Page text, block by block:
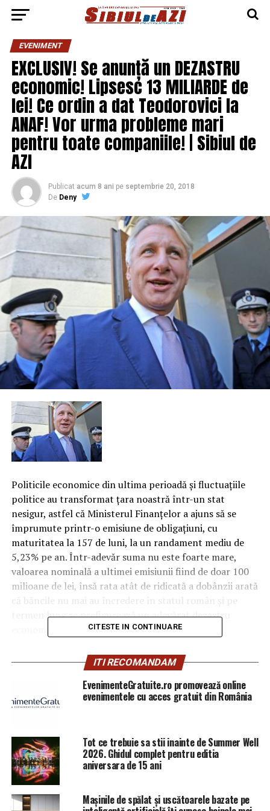
EVENIMENT
EXCLUSIV! Se anunță un DEZASTRU
economic! Lipsesc 13 MILIARDE de
lei! Ce ordin a dat Teodorovici la
ANAF! Vor urma probleme mari
pentru toate companiile! | Sibiul de
AZI
Publicat acum 8 ani pe septembrie 20, 2018
De Deny
Politicile economice din ultima perioadă şi fluctuaţiile
politice au transformat ţara noastră într-un stat
nesigur, astfel că Ministerul Finanţelor a ajuns să se
împrumute printr-o emisiune de obligaţiuni, cu
maturitatea la 157 de luni, la un randament mediu de
5,23% pe an. Într-adevăr suma nu este foarte mare,
valoarea nominală a ultimei emisiunii fiind de doar 100
milioane de lei, însă rata atât de ridicată a dobânzii arată
că băncile nu mai au încredere în statul român şi pe
termen lung se prefigurează un adevărat dezastru
economic pentru noi.
Potrivit unor surse guvernamentale, până în decembrie
2018, Guvernul ar avea nevoie de 13 MILIARDE de lei,
bani pe care nimeni nu ştie de unde să-i aducă la bugetul
statului. Ministrul Finanţelor, Eugen Orlando
obţine mai mult de 6 MILIARDE de lei. Presiunea este în
acest moment foarte mare şi cei de la Fisc ar intenţiona
să înăsprească şi mai mult controalele la firme şi a
aplica amenzi pentru a reuşi să reducă din deficitul care
există astăzi la Guvern.
CITESTE IN CONTINUARE
ITI RECOMANDAM
EvenimenteGratuite.ro promovează online
evenimentele cu acces gratuit din România
Tot ce trebuie sa stii inainte de Summer Well
2026. Ghidul complet pentru editia
aniversara de 15 ani
Mașinile de spălat și uscătoarele bazate pe